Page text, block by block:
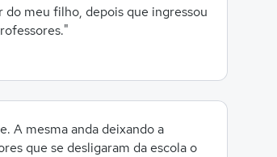
meu filho, depois que ingressou
A mesma anda deixando a
que se desligaram da escola o